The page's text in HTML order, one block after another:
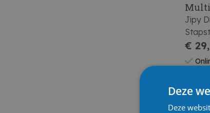
Jipy
€
Deze
Deze